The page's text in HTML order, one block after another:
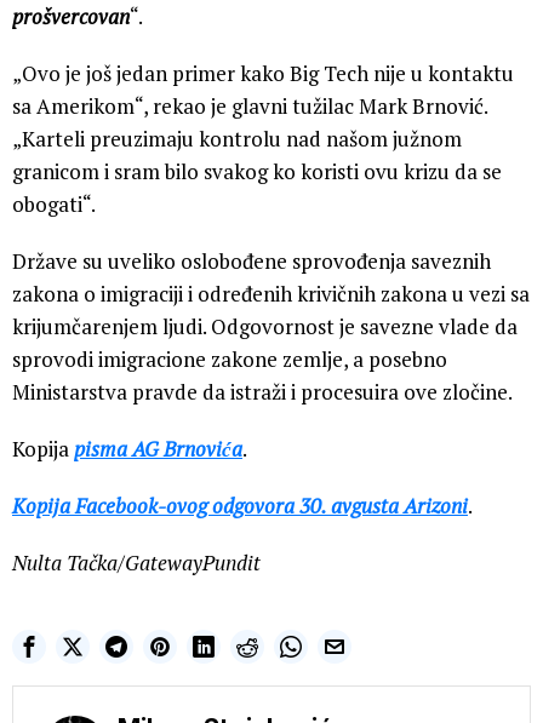
prošvercovan“.
„Ovo je još jedan primer kako Big Tech nije u kontaktu
sa Amerikom“, rekao je glavni tužilac Mark Brnović.
„Karteli preuzimaju kontrolu nad našom južnom
granicom i sram bilo svakog ko koristi ovu krizu da se
obogati“.
Države su uveliko oslobođene sprovođenja saveznih
zakona o imigraciji i određenih krivičnih zakona u vezi sa
krijumčarenjem ljudi. Odgovornost je savezne vlade da
sprovodi imigracione zakone zemlje, a posebno
Ministarstva pravde da istraži i procesuira ove zločine.
Kopijapisma AG Brnovića.
Kopija Facebook-ovog odgovora 30. avgusta Arizoni.
Nulta Tačka/GatewayPundit